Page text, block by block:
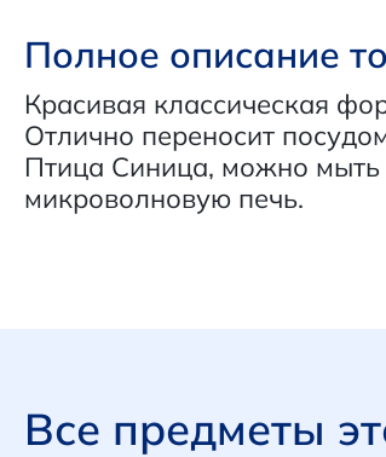
Полное описание
Красивая классическая
Отлично переносит
Птица Синица, можно мыть
микроволновую печь.
Все предметы